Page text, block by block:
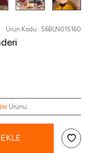
Ürün Kodu : 56BLN015160
Ürünü